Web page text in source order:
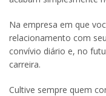
Na empresa em que
relacionamento com
convívio diário e, no
carreira.
Cultive sempre quem